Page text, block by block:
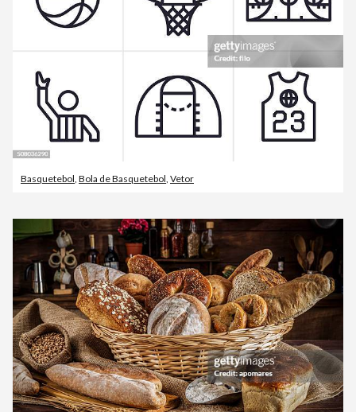
Basquetebol, Bola de Basquetebol, Vetor